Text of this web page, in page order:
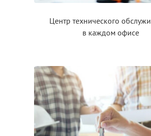
Центр технического
в каждом офисе